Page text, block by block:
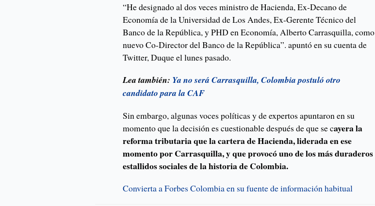
“He designado al dos veces ministro de Hacienda, Ex-Decano de
Economía de la Universidad de Los Andes, Ex-Gerente Técnico del
Banco de la República, y PHD en Economía, Alberto Carrasquilla, como
nuevo Co-Director del Banco de la República”. apuntó en su cuenta de
Twitter, Duque el lunes pasado.
Lea también: Ya no será Carrasquilla, Colombia postuló otro
candidato para la CAF
Sin embargo, algunas voces políticas y de expertos apuntaron en su
momento que la decisión es cuestionable después de que se cayera la
reforma tributaria que la cartera de Hacienda, liderada en ese
momento por Carrasquilla, y que provocó uno de los más duraderos
estallidos sociales de la historia de Colombia.
Convierta a Forbes Colombia en su fuente de información habitual